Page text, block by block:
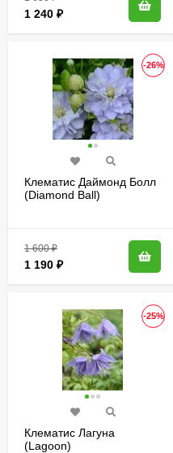
1 240 ₽
-26%
Клематис Даймонд Болл
(Diamond Ball)
1 600₽
1 190 ₽
-25%
Клематис Лагуна
(Lagoon)